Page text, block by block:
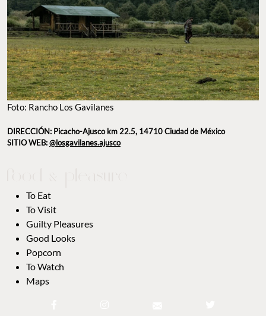
Foto: Rancho Los Gavilanes
DIRECCIÓN: Picacho-Ajusco km 22.5, 14710 Ciudad de México
SITIO WEB:@losgavilanes.ajusco
To Eat
To Visit
Guilty Pleasures
Good Looks
Popcorn
To Watch
Maps